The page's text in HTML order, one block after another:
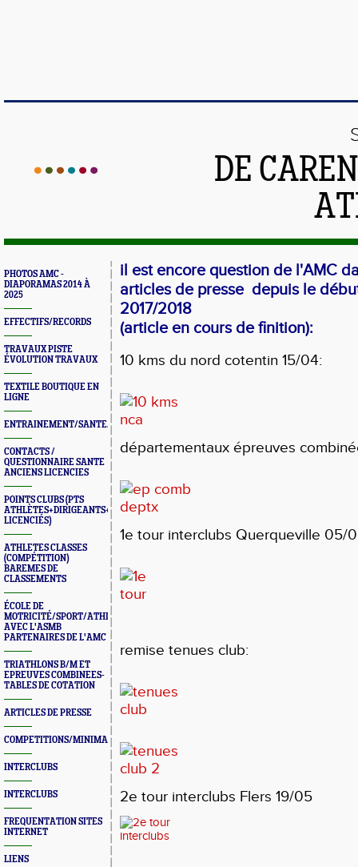
DE
PHOTOS AMC -
DIAPORAMAS 2014 À
2025
EFFECTIFS/RECORDS
TRAVAUX PISTE
ÉVOLUTION TRAVAUX
TEXTILE BOUTIQUE EN
LIGNE
ENTRAINEMENT/SANTE/JURYS/FORMATIONS
CONTACTS /
QUESTIONNAIRE SANTE
ANCIENS LICENCIES
POINTS CLUBS (PTS
ATHLÈTES+DIRIGEANTS+BONUS
LICENCIÉS)
ATHLETES CLASSES
(COMPÉTITION)
BAREMES DE
CLASSEMENTS
ÉCOLE DE
MOTRICITÉ/SPORT/ATHLÉ
AVEC L'ASMB
PARTENAIRES DE L'AMC
TRIATHLONS B/M ET
EPREUVES COMBINEES-
TABLES DE COTATION
ARTICLES DE PRESSE
COMPETITIONS/MINIMAS/MEETINGS/ENGAGES
INTERCLUBS
INTERCLUBS
FREQUENTATION SITES
INTERNET
LIENS
il est encore question de l'AMC
articles de presse depuis le
2017/2018
(article en cours de finition):
10 kms du nord cotentin 15/04:
départementaux épreuves
1e tour interclubs Querqueville 05/
remise tenues club:
2e tour interclubs Flers 19/05